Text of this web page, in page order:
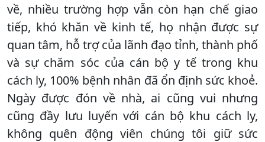
về, nhiều trường hợp vẫn còn hạn chế giao
tiếp, khó khăn về kinh tế, họ nhận được sự
quan tâm, hỗ trợ của lãnh đạo tỉnh, thành phố
và sự chăm sóc của cán bộ y tế trong khu
cách ly, 100% bệnh nhân đã ổn định sức khoẻ.
Ngày được đón về nhà, ai cũng vui nhưng
cũng đầy lưu luyến với cán bộ khu cách ly,
không quên động viên chúng tôi giữ sức